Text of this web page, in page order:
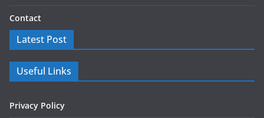
Contact
Latest Post
Useful Links
Privacy Policy